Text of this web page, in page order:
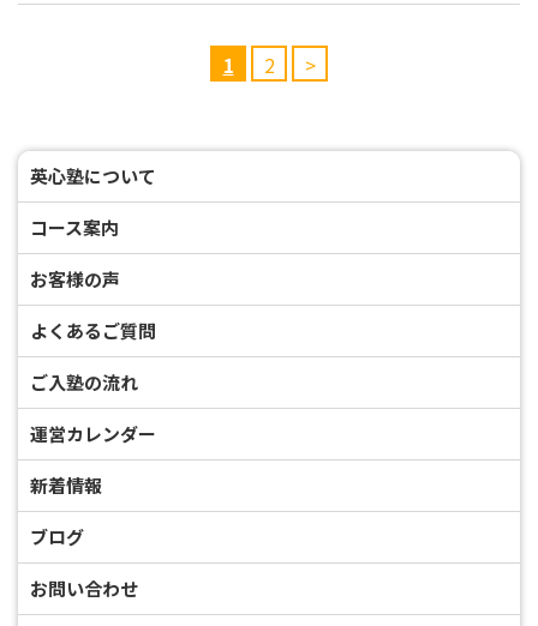
1 2 >
英心塾について
コース案内
お客様の声
よくあるご質問
ご入塾の流れ
運営カレンダー
新着情報
ブログ
お問い合わせ